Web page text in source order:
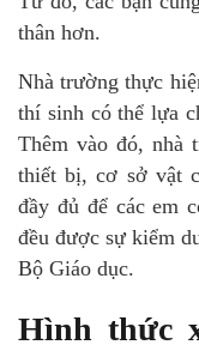
thân hơn.
Nhà trường thực
thí sinh có thể lựa
Thêm vào đó, nhà
thiết bị, cơ sở vật
đầy đủ để các em
đều được sự kiểm
Bộ Giáo dục.
Hình thức